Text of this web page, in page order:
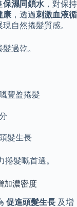
保濕同鎖水 ，對保持
康 ，透過刺激血液循
自然捲髮質感。
過乾。
豐盈捲髮
髮生長
捲髮嘅首選。
加濃密度
促進頭髮生長 及增